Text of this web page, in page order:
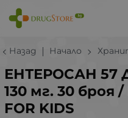
Назад Начало
ЕНТЕРОСАН 57
130 мг. 30 броя /
FOR KIDS